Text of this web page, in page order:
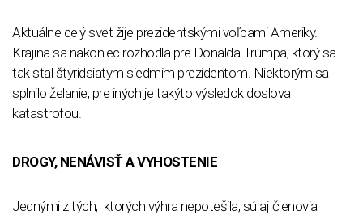
Aktuálne celý svet žije prezidentskými voľbami Ameriky.
Krajina sa nakoniec rozhodla pre Donalda Trumpa, ktorý sa
tak stal štyridsiatym siedmim prezidentom. Niektorým sa
splnilo želanie, pre iných je takýto výsledok doslova
katastrofou.
DROGY, NENÁVISŤ A VYHOSTENIE
Jednými z tých, ktorých výhra nepotešila, sú aj členovia